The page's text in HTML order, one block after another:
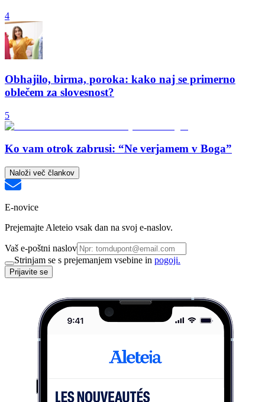
4
Obhajilo, birma, poroka: kako naj se primerno
oblečem za slovesnost?
5
Ko vam otrok zabrusi: “Ne verjamem v Boga”
Naloži več člankov
E-novice
Prejemajte Aleteio vsak dan na svoj e-naslov.
Vaš e-poštni naslov
Strinjam se s prejemanjem vsebine in pogoji.
Prijavite se